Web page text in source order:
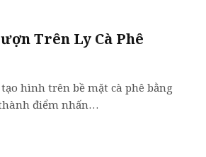
Trên Ly Cà Phê
hình trên bề mặt cà phê bằng
điểm nhấn…